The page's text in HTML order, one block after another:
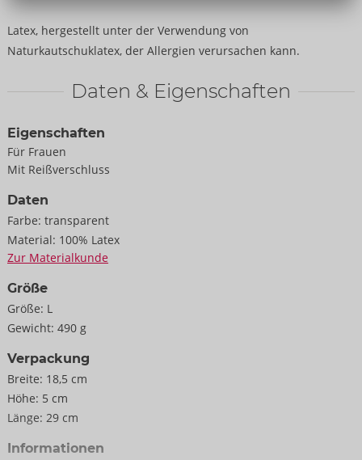
Latex, hergestellt unter der Verwendung von
Naturkautschuklatex, der Allergien verursachen kann.
Daten & Eigenschaften
Eigenschaften
Für Frauen
Mit Reißverschluss
Daten
Farbe: transparent
Material: 100% Latex
Zur Materialkunde
Größe
Größe: L
Gewicht: 490 g
Verpackung
Breite: 18,5 cm
Höhe: 5 cm
Länge: 29 cm
Informationen